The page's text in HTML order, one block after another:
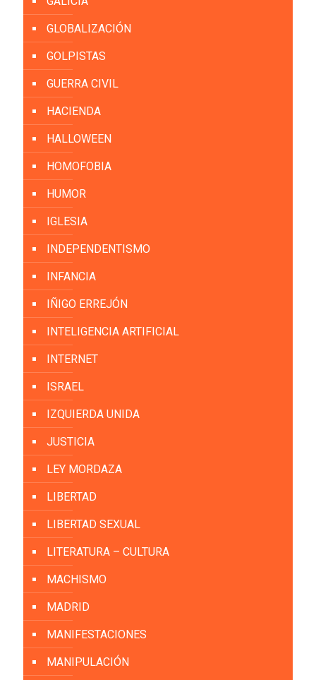
GLOBALIZACIÓN
GOLPISTAS
GUERRA CIVIL
HACIENDA
HALLOWEEN
HOMOFOBIA
HUMOR
IGLESIA
INDEPENDENTISMO
INFANCIA
IÑIGO ERREJÓN
INTELIGENCIA ARTIFICIAL
INTERNET
ISRAEL
IZQUIERDA UNIDA
JUSTICIA
LEY MORDAZA
LIBERTAD
LIBERTAD SEXUAL
LITERATURA – CULTURA
MACHISMO
MADRID
MANIFESTACIONES
MANIPULACIÓN